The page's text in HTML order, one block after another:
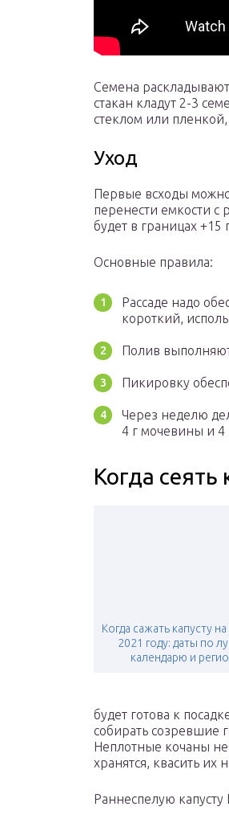
Семена
стакан кладут 2-3
стеклом или пленкой,
Уход
Первые всходы можно
перенести емкости с
будет в границах +15
Основные правила:
Рассаде надо
короткий,
Полив
Пикировку
Через неделю
4 г мочевины и 4
Когда сеять
Когда сажать капусту на
2021 году: даты по
календарю и
будет готова к
собирать созревшие
Неплотные кочаны
хранятся, квасить их
Раннеспелую